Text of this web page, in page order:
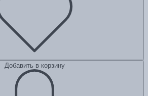
Добавить в корзину